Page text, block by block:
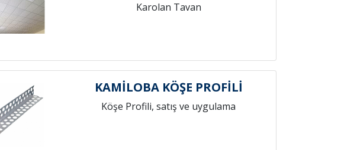
Karolan Tavan
KAMİLOBA KÖŞE PROFİLİ
Köşe Profili, satış ve uygulama